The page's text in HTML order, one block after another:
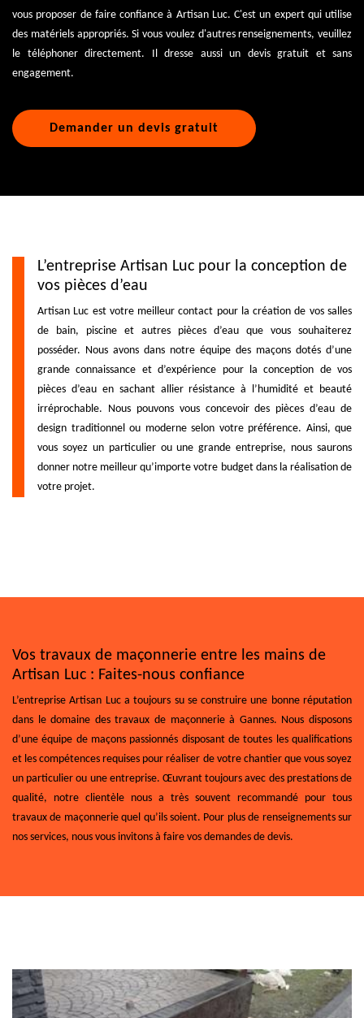
vous proposer de faire confiance à Artisan Luc. C'est un expert qui utilise
des matériels appropriés. Si vous voulez d'autres renseignements, veuillez
le téléphoner directement. Il dresse aussi un devis gratuit et sans
engagement.
Demander un devis gratuit
L’entreprise Artisan Luc pour la conception de
vos pièces d’eau
Artisan Luc est votre meilleur contact pour la création de vos salles
de bain, piscine et autres pièces d’eau que vous souhaiterez
posséder. Nous avons dans notre équipe des maçons dotés d’une
grande connaissance et d’expérience pour la conception de vos
pièces d’eau en sachant allier résistance à l’humidité et beauté
irréprochable. Nous pouvons vous concevoir des pièces d’eau de
design traditionnel ou moderne selon votre préférence. Ainsi, que
vous soyez un particulier ou une grande entreprise, nous saurons
donner notre meilleur qu’importe votre budget dans la réalisation de
votre projet.
Vos travaux de maçonnerie entre les mains de
Artisan Luc : Faites-nous confiance
L’entreprise Artisan Luc a toujours su se construire une bonne réputation
dans le domaine des travaux de maçonnerie à Gannes. Nous disposons
d’une équipe de maçons passionnés disposant de toutes les qualifications
et les compétences requises pour réaliser de votre chantier que vous soyez
un particulier ou une entreprise. Œuvrant toujours avec des prestations de
qualité, notre clientèle nous a très souvent recommandé pour tous
travaux de maçonnerie quel qu’ils soient. Pour plus de renseignements sur
nos services, nous vous invitons à faire vos demandes de devis.